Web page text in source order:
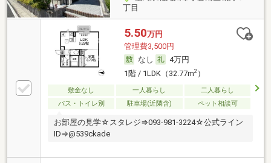
丁目
5.50万円
管理費3,500円
なし
4万円
1階 / 1LDK（32.77m2）
敷金なし 一人暮らし
二人暮らし
バス・トイレ別
駐車場(近隣含) ペット相談可
お部屋の見学☆スタレジ⇒093-981-3224☆公式ライン
ID⇒@539ckade